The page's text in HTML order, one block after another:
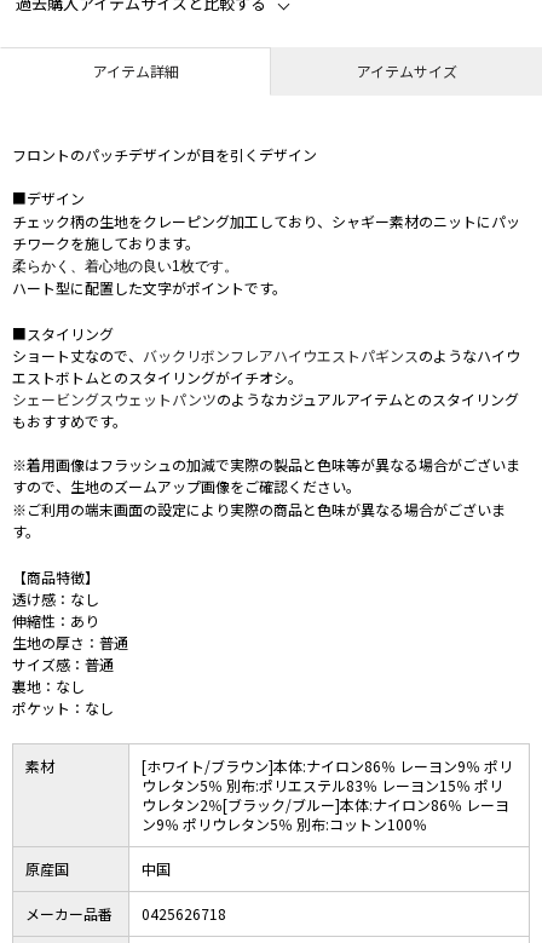
アイテム詳細 アイテムサイズ
フロントのパッチデザインが目を引くデザイン
■デザイン
チェック柄の生地をクレーピング加工しており、シャギー素材のニットにパッ
チワークを施しております。
柔らかく、着心地の良い1枚です。
ハート型に配置した文字がポイントです。
■スタイリング
ショート丈なので、 バックリボンフレアハイウエストパギンスのようなハイウ
エストボトムとのスタイリングがイチオシ。
シェービングスウェットパンツのようなカジュアルアイテムとのスタイリング
もおすすめです。
※着用画像はフラッシュの加減で実際の製品と色味等が異なる場合がございま
すので、生地のズームアップ画像をご確認ください。
※ご利用の端末画面の設定により実際の商品と色味が異なる場合がございま
す。
【商品特徴】
透け感：なし
伸縮性：あり
生地の厚さ：普通
サイズ感：普通
裏地：なし
ポケット：なし
素材
[ホワイト/ブラウン]本体:ナイロン86％ レーヨン9％ ポリ
ウレタン5％ 別布:ポリエステル83％ レーヨン15％ ポリ
ウレタン2％[ブラック/ブルー]本体:ナイロン86％ レーヨ
ン9％ ポリウレタン5％ 別布:コットン100％
原産国 中国
メーカー品番 0425626718